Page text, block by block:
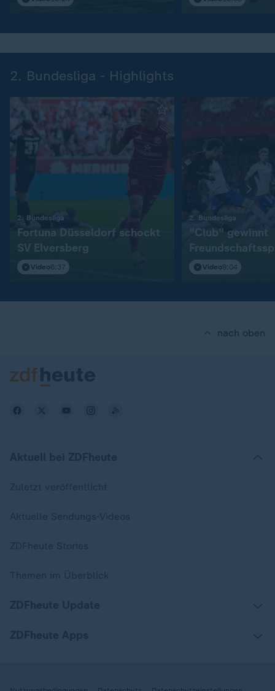
2. Bundesliga - Highlights
2. Bundesliga
Fortuna Düsseldorf schockt
SV Elversberg
Video6:37
2. Bundesliga
"Club" gewinnt
S04Video9:04
nach oben